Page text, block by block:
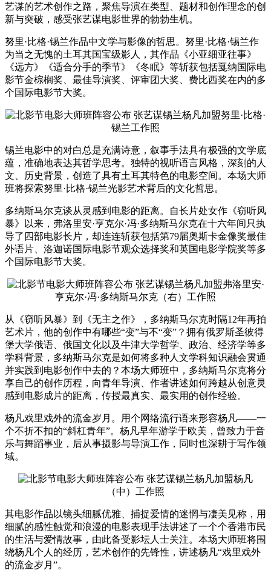
艺谋的艺术创作之路，聚焦导演在类型、题材和创作理念的创
新与突破，感受张艺谋电影世界的勃勃生机。
努里·比格·锡兰作品中文学与影像的哲思。努里·比格·锡兰作
为当之无愧的土耳其国宝级影人，其作品《小亚细亚往事》
《远方》《适合分手的季节》《冬眠》等斩获包括戛纳国际电
影节金棕榈奖、最佳导演奖、评审团大奖、费比西奖在内的多
个国际电影节大奖。
努里·比格·
锡兰工作照
锡兰电影中的对白总是充满诗意，叙事手法具有极强的文学底
蕴，准确地表达其哲学思考。独特的视听语言风格，深刻的人
文、历史背景，创造了具有土耳其特色的电影空间。本场大师
班将探索努里·比格·锡兰光影艺术背后的文化哲思。
多纳斯马尔克谈从灵感到电影的距离。自长片处女作《窃听风
暴》以来，弗洛里安·亨克尔·冯·多纳斯马尔克在十六年间只执
导了四部电影长片，却连连斩获包括第79届奥斯卡金像奖最佳
外语片、洛迦诺国际电影节观众选择奖和英国电影学院奖等多
个国际电影节大奖。
弗洛里安·
亨克尔·冯·多纳斯马尔克（右）工作照
从《窃听风暴》到《无主之作》，多纳斯马尔克时隔12年再拍
艺术片，他的创作中有哪些“变”与不“变”？拥有俄罗斯圣彼得
堡大学俄语、俄国文化以及牛津大学哲学、政治、经济学等多
学科背景，多纳斯马尔克是如何将多种人文学科知识融会贯通
并实践到电影创作中去的？本场大师班中，多纳斯马尔克将分
享自己的创作历程，向青年导演、作者讲述如何跨越从创意灵
感到电影成片的距离，传授最真实、最实用的创作经验。
杨凡戏里戏外的流金岁月。用个网络流行语来形容杨凡——一
个不折不扣的“斜杠青年”。杨凡早年游学于欧美，曾致力于音
乐与舞蹈事业，后从事摄影与导演工作，同时也深耕于写作领
域。
杨凡
（中）工作照
其电影作品以镜头细腻优雅、捕捉爱情的迷惘与凄美见称，用
细腻的感性触觉和浪漫的电影表现手法讲述了一个个香港市民
的生活与爱情故事，由此备受影坛人士关注。本场大师班将围
绕杨凡个人的经历，艺术创作的先锋性，讲述杨凡“戏里戏外
的流金岁月”。